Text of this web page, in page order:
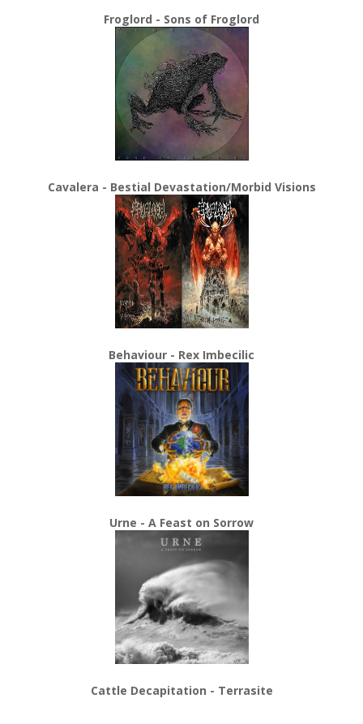
Froglord - Sons of Froglord
Cavalera - Bestial Devastation/Morbid Visions
Behaviour - Rex Imbecilic
Urne - A Feast on Sorrow
Cattle Decapitation - Terrasite